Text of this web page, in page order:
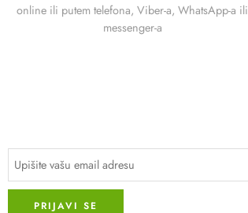
online ili putem telefona, Viber-a, WhatsApp-a ili
messenger-a